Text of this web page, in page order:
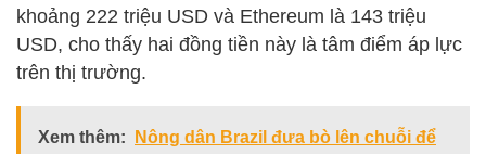
khoảng 222 triệu USD và Ethereum là 143 triệu
USD, cho thấy hai đồng tiền này là tâm điểm áp lực
trên thị trường.
Xem thêm:
Nông dân Brazil đưa bò lên chuỗi để